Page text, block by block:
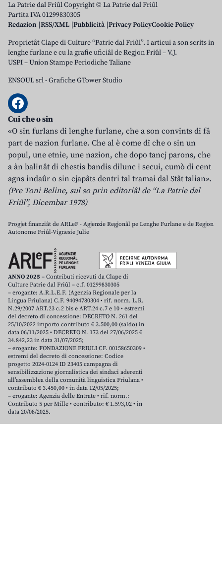
La Patrie dal Friûl Copyright © La Patrie dal Friûl
Partita IVA 01299830305
Redazion RSS/XML Pubblicità Privacy PolicyCookie Policy
Proprietât Clape di Culture “Patrie dal Friûl”. I articui a son scrits in
lenghe furlane e cu la grafie uficiâl de Regjon Friûl – V.J.
USPI – Union Stampe Periodiche Taliane
ENSOUL srl-Grafiche GTower Studio
Cui che o sin
«O sin furlans di lenghe furlane, che a son convints di fâ
part de nazion furlane. Che al è come dî che o sin un
popul, une etnie, une nazion, che dopo tancj parons, che
a àn balinât di chestis bandis dilunc i secui, cumò di cent
agns indaûr o sin cjapâts dentri tal tramai dal Stât talian».
(Pre Toni Beline, sul so prin editoriâl de “La Patrie dal
Friûl”, Dicembar 1978)
Progjet finanziât de ARLeF - Agjenzie Regjonâl pe Lenghe Furlane e de Regjon
Autonome Friûl-Vignesie Julie
ANNO 2025 – Contributi ricevuti da Clape di
Culture Patrie dal Friûl – c.f. 01299830305
– erogante: A.R.L.E.F. (Agenzia Regionale per la
Lingua Friulana) C.F. 94094780304 • rif. norm. L.R.
N.29/2007 ART.23 c.2 bis e ART.24 c.7 e 10 • estremi
del decreto di concessione: DECRETO N. 261 del
25/10/2022 importo contributo € 3.500,00 (saldo) in
data 06/11/2025 • DECRETO N. 173 del 27/06/2025 €
34.842,23 in data 31/07/2025;
– erogante: FONDAZIONE FRIULI CF. 00158650309 •
estremi del decreto di concessione: Codice
progetto 2024-0124 ID 23405 campagna di
sensibilizzazione giornalistica dei sindaci aderenti
all’assemblea della comunità linguistica Friulana •
contributo € 3.450,00 • in data 12/05/2025;
– erogante: Agenzia delle Entrate • rif. norm.:
Contributo 5 per Mille • contributo: € 1.593,02 • in
data 20/08/2025.